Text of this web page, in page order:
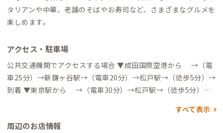
タリアンや中華、老舗のそばやお寿司など、さまざまなグルメを
楽しめます。
アクセス・駐車場
公共交通機関でアクセスする場合 ▼成田国際空港から →（電
車25分）→新鎌ヶ谷駅→（電車20分）→松戸駅→（徒歩5分）→
到着 ▼東京駅から →（電車30分）→松戸駅→（徒歩5分）→
道5分）→新空港IC→（高速道45分）→松戸IC→（一般道10分）
→到着 ▼東京駅から →（一般道5分）→宝町IC→（高速道30
すべて表示
周辺のお店情報